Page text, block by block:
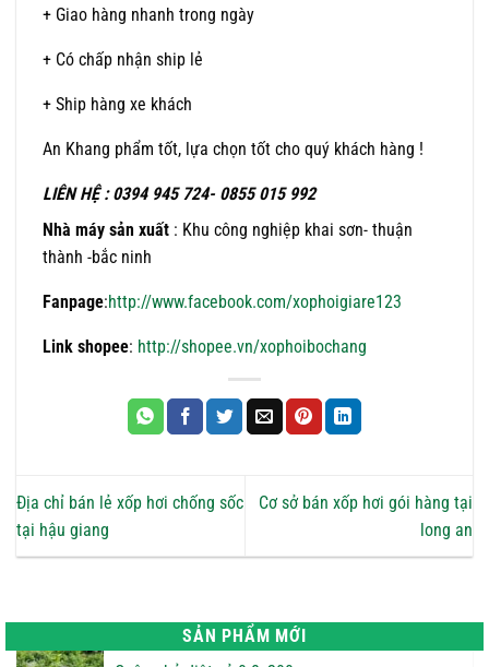
+ Giao hàng nhanh trong ngày
+ Có chấp nhận ship lẻ
+ Ship hàng xe khách
An Khang phẩm tốt, lựa chọn tốt cho quý khách hàng !
LIÊN HỆ : 0394 945 724- 0855 015 992
Nhà máy sản xuất : Khu công nghiệp khai sơn- thuận
thành -bắc ninh
Fanpage:http://www.facebook.com/xophoigiare123
Link shopee: http://shopee.vn/xophoibochang
Địa chỉ bán lẻ xốp hơi chống sốc
tại hậu giang
Cơ sở bán xốp hơi gói hàng tại
long an
SẢN PHẨM MỚI